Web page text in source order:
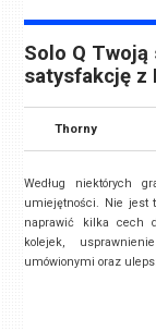
Solo Q Twoją
satysfakcję z
Thorny
Według niektórych
umiejętności. Nie jest
naprawić kilka cech
kolejek,
umówionymi oraz